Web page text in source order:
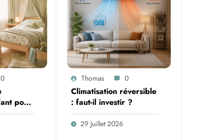
0
pour
literie et
Thomas 0
Climatisation réversible
: faut-il investir ?
29 Juillet 2026